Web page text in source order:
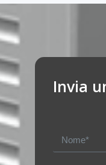
Invia